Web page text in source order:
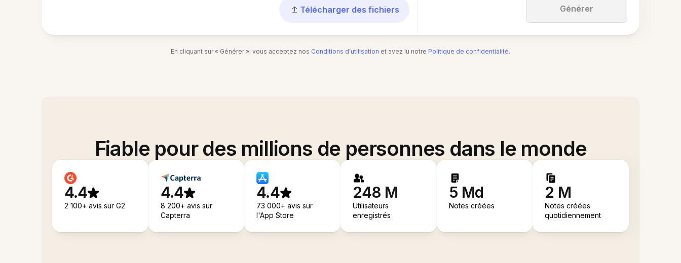
Télécharger des fichiers Générer
En cliquant sur « Générer », vous acceptez nos Conditions d’utilisation et avez lu notre Politique de confidentialité.
Fiable pour des millions de personnes dans le monde
4.4
2 100+ avis sur G2
4.4
8 200+ avis sur
Capterra
4.4
73 000+ avis sur
l'App Store
248 M
Utilisateurs
enregistrés
5 Md
Notes créées
2 M
Notes créées
quotidiennement